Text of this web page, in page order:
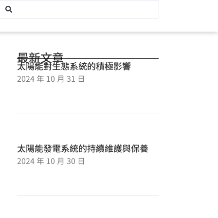
最新文章
太陽能對生態系統的積極影響
2024 年 10 月 31 日
太陽能發電系統的持續維護與保養
2024 年 10 月 30 日